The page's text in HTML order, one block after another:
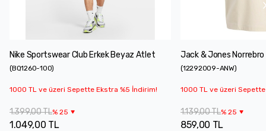
Nike Sportswear Club Erkek Beyaz Atlet
(BQ1260-100)
1000 TL ve üzeri Sepette Ekstra %5 İndirim!
1.399,00 TL% 25
1.049,00 TL
Jack & Jones
(12292009-ANW)
1000 TL ve üzeri
1.139,00 TL% 25
859,00 TL